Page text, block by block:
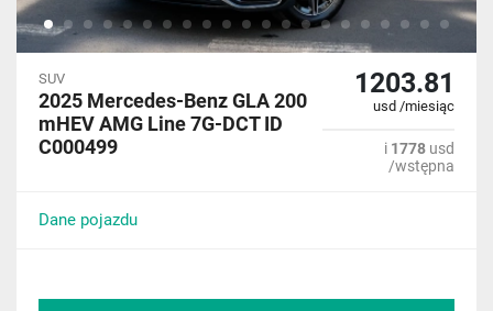
SUV
2025 Mercedes-Benz GLA 200
mHEV AMG Line 7G-DCT ID
C000499
1203.81
usd /miesiąc
i 1778 usd
/wstępna
Dane pojazdu